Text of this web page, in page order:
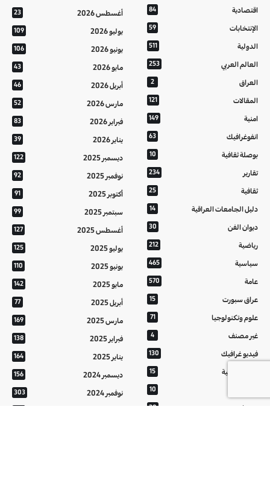
اقتصادية 84
الإنتخابات 59
الدولية 511
العالم العربي 253
العراق 2
المقالات 121
امنية 149
انفوغرافيك 63
بوصلة ثقافية 10
تقارير 234
ثقافية 25
دليل الجامعات العراقية 14
ديوان الفن 30
رياضية 212
سياسية 465
عامة 570
عراق سبورت 15
علوم وتكنولوجيا 71
غير مصنف 4
فيديو غرافيك 130
معالم عراقية 15
10
منوعات 20
أغسطس 2026 23
يوليو 2026 109
يونيو 2026 106
مايو 2026 43
أبريل 2026 46
مارس 2026 52
فبراير 2026 83
يناير 2026 39
ديسمبر 2025 122
نوفمبر 2025 92
أكتوبر 2025 91
سبتمبر 2025 99
أغسطس 2025 127
يوليو 2025 125
يونيو 2025 110
مايو 2025 142
أبريل 2025 77
مارس 2025 169
فبراير 2025 138
يناير 2025 164
ديسمبر 2024 156
نوفمبر 2024 303